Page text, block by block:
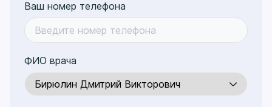
Понравилось
Спасибо за потрясающий результат!
Автор отзыва: Пациент +7 985 13XXXXX
Ваш номер телефона
ФИО врача